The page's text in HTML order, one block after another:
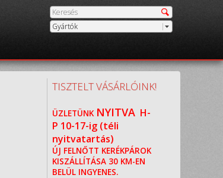
Gyártók
TISZTELT VÁSÁRLÓINK!
ÜZLETÜNK NYITVA H-
P 10-17-ig (téli
nyitvatartás)
ÚJ FELNŐTT KERÉKPÁROK
KISZÁLLÍTÁSA 30 KM-EN
BELÜL INGYENES.